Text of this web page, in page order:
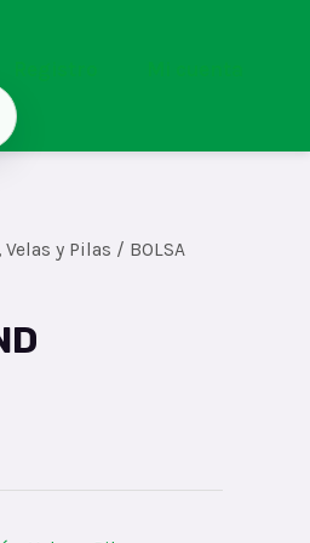
y Pilas / BOLSA